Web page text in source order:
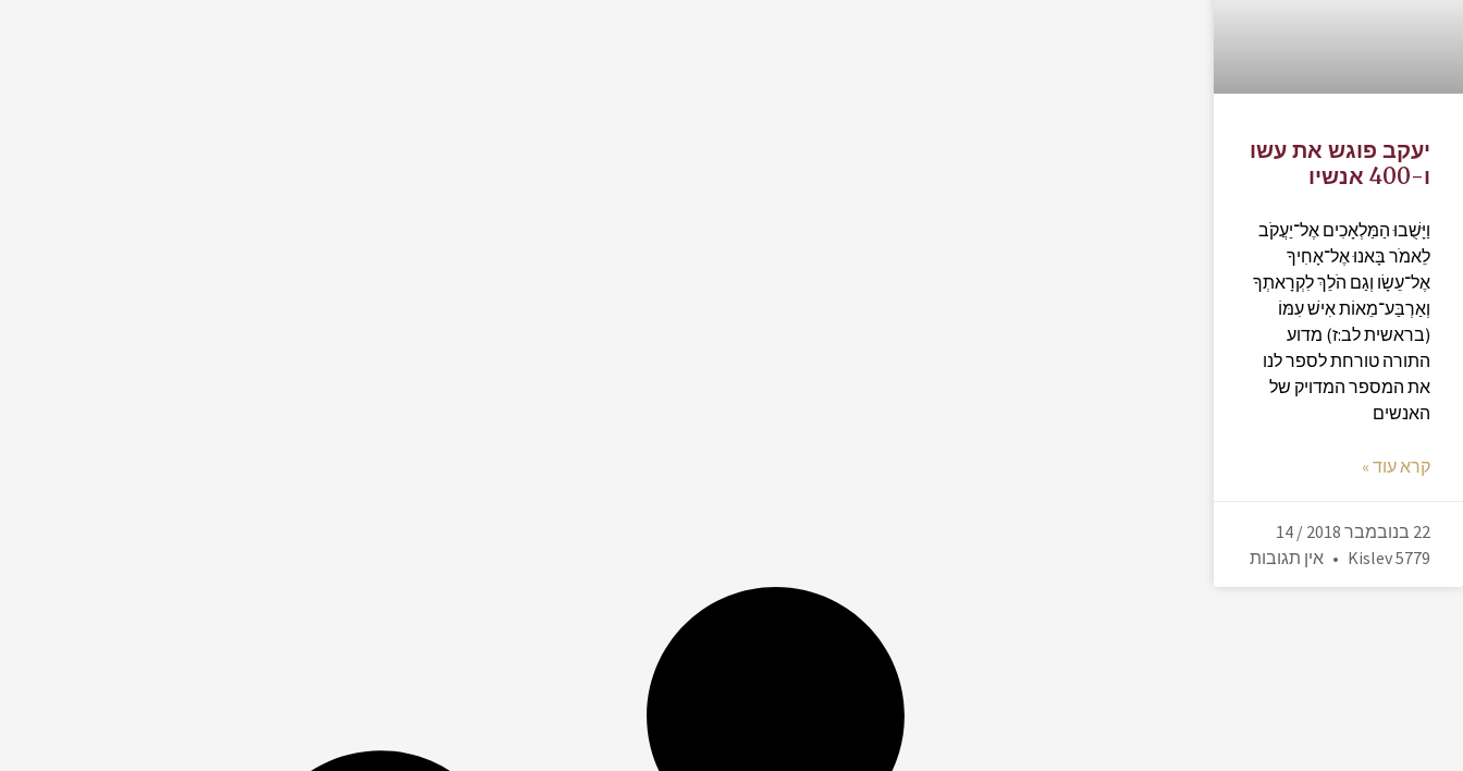
יעקב פוגש את עשו
ו-400 אנשיו
וַיָּשֻׁבוּ הַמַּלְאָכִים אֶל־יַעֲקֹב
לֵאמֹר בָּאנוּ אֶל־אָחִיךָ
אֶל־עֵשָׂו וְגַם הֹלֵךְ לִקְרָאתְךָ
וְאַרְבַּע־מֵאוֹת אִישׁ עִמּוֹ
(בראשית לב:ז) מדוע
התורה טורחת לספר לנו
את המספר המדויק של
האנשים
קרא עוד »
22 בנובמבר 2018 / 14
Kislev 5779
אין תגובות